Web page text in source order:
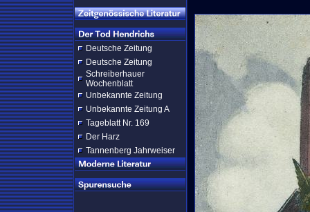
Deutsche Zeitung
Deutsche Zeitung
Schreiberhauer
Wochenblatt
Unbekannte Zeitung
Unbekannte Zeitung A
Tageblatt Nr. 169
Der Harz
Tannenberg Jahrweiser